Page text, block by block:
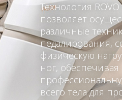
Технология
позволяет
различные
педалирования,
физическую
ног, обеспечивая
всего тела для